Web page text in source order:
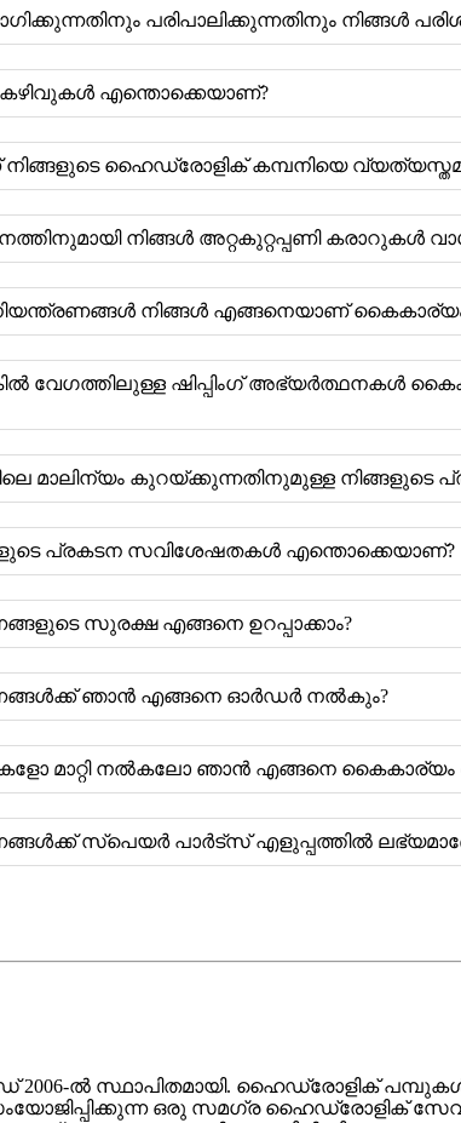
പരിപാലിക്കുന്നതിനും നിങ്ങൾ
കഴിവുകൾ എന്തൊക്കെയാണ്?
നിങ്ങളുടെ ഹൈഡ്രോളിക് കമ്പനിയെ
നിങ്ങൾ അറ്റകുറ്റപ്പണി കരാറുകൾ
നിയന്ത്രണങ്ങൾ നിങ്ങൾ എങ്ങനെയാണ്
വേഗത്തിലുള്ള ഷിപ്പിംഗ് അഭ്യർത്ഥനകൾ
മാലിന്യം കുറയ്ക്കുന്നതിനുമുള്ള നിങ്ങളുടെ
പ്രകടന സവിശേഷതകൾ എന്തൊക്കെയാണ്?
സുരക്ഷ എങ്ങനെ ഉറപ്പാക്കാം?
ഞാൻ എങ്ങനെ ഓർഡർ നൽകും?
മാറ്റി നൽകലോ ഞാൻ എങ്ങനെ
സ്പെയർ പാർട്സ് എളുപ്പത്തിൽ
2006-ൽ സ്ഥാപിതമായി. ഹൈഡ്രോളിക്
ഒരു സമഗ്ര ഹൈഡ്രോളിക്